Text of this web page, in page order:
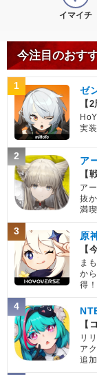
イマイチ
今注目のおす
1 ゼ
【
実
2 ア
【
ア
抜
満
3 原
【
ま
か
得！
4
【
リ
ア
追